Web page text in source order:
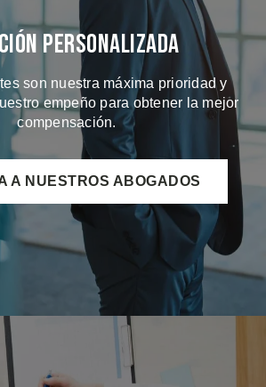
Personalizada
son nuestra máxima prioridad y
empeño para obtener la mejor
compensación.
A NUESTROS ABOGADOS